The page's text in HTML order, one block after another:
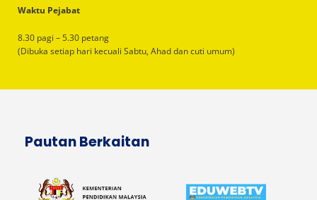
Waktu Pejabat
8.30 pagi – 5.30 petang
(Dibuka setiap hari kecuali Sabtu, Ahad dan cuti umum)
Pautan Berkaitan